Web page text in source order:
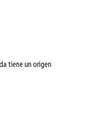
tiene un origen